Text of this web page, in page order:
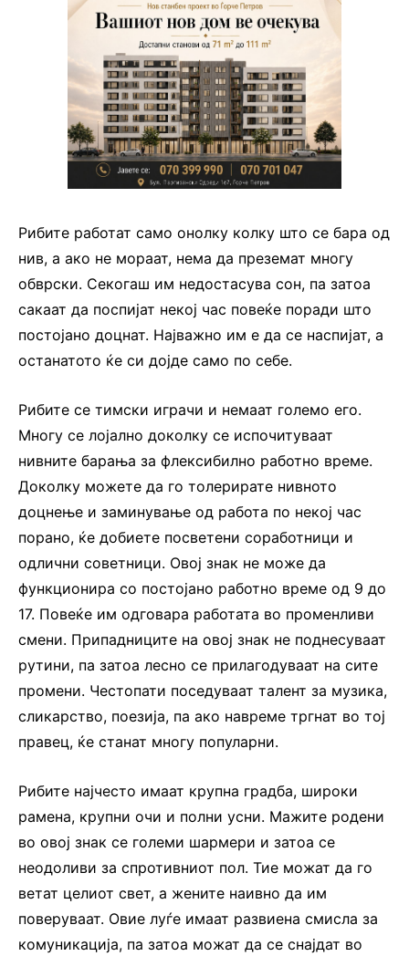
Рибите работат само онолку колку што се бара од
нив, а ако не мораат, нема да преземат многу
обврски. Секогаш им недостасува сон, па затоа
сакаат да поспијат некој час повеќе поради што
постојано доцнат. Најважно им е да се наспијат, а
останатото ќе си дојде само по себе.
Рибите се тимски играчи и немаат големо его.
Многу се лојално доколку се испочитуваат
нивните барања за флексибилно работно време.
Доколку можете да го толерирате нивното
доцнење и заминување од работа по некој час
порано, ќе добиете посветени соработници и
одлични советници. Овој знак не може да
функционира со постојано работно време од 9 до
17. Повеќе им одговара работата во променливи
смени. Припадниците на овој знак не поднесуваат
рутини, па затоа лесно се прилагодуваат на сите
промени. Честопати поседуваат талент за музика,
сликарство, поезија, па ако навреме тргнат во тој
правец, ќе станат многу популарни.
Рибите најчесто имаат крупна градба, широки
рамена, крупни очи и полни усни. Мажите родени
во овој знак се големи шармери и затоа се
неодоливи за спротивниот пол. Тие можат да го
ветат целиот свет, а жените наивно да им
поверуваат. Овие луѓе имаат развиена смисла за
комуникација, па затоа можат да се снајдат во